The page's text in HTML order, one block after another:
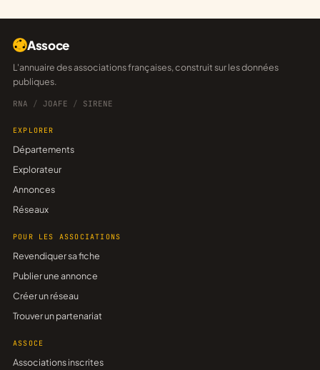
Assoce
L'annuaire des associations françaises, construit sur les données
publiques.
RNA / JOAFE / SIRENE
EXPLORER
Départements
Explorateur
Annonces
Réseaux
POUR LES ASSOCIATIONS
Revendiquer sa fiche
Publier une annonce
Créer un réseau
Trouver un partenariat
ASSOCE
Associations inscrites